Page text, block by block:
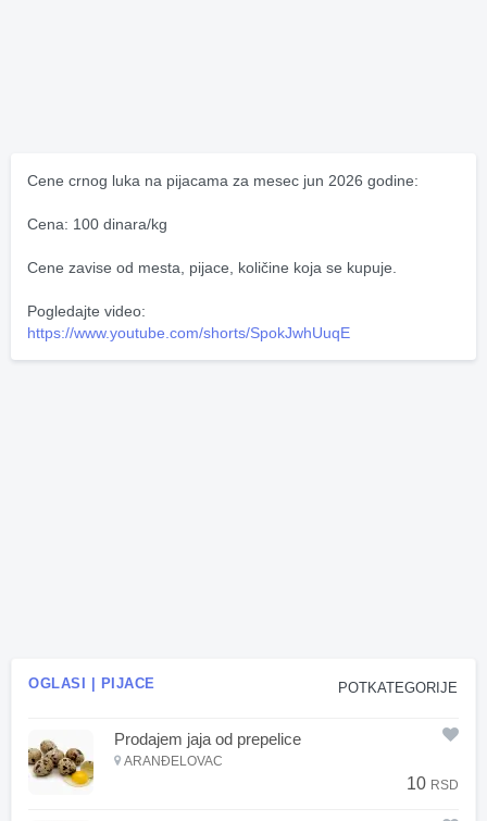
Cene crnog luka na pijacama za mesec jun 2026 godine:
Cena: 100 dinara/kg
Cene zavise od mesta, pijace, količine koja se kupuje.
Pogledajte video:
https://www.youtube.com/shorts/SpokJwhUuqE
POTKATEGORIJE
OGLASI | PIJACE
Prodajem jaja od prepelice
ARANĐELOVAC
10 RSD